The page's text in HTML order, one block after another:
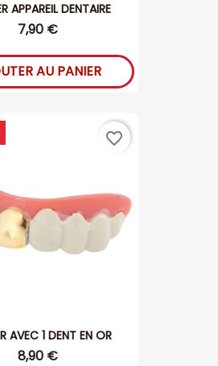
APPAREIL DENTAIRE
7,90 €
AU PANIER
AVEC 1 DENT EN OR
8,90 €
favorite_border